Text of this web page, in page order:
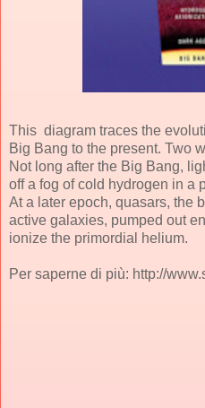
This diagram traces the
Big Bang to the present. Two
Not long after the Big Bang,
off a fog of cold hydrogen in a
At a later epoch, quasars, the
active galaxies, pumped out
ionize the primordial helium.
Per saperne di più: http://